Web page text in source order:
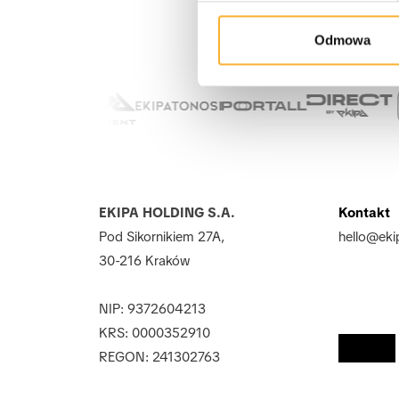
Odmowa
EKIPA HOLDING S.A.
Pod Sikornikiem 27A,
30-216 Kraków
NIP: 9372604213
KRS: 0000352910
REGON: 241302763
Kontakt